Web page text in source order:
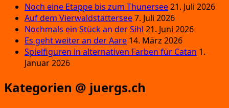
Noch eine Etappe bis zum Thunersee21. Juli 2026
Auf dem Vierwaldstättersee7. Juli 2026
Nochmals ein Stück an der Sihl 21. Juni 2026
Es geht weiter an der Aare 14. März 2026
Spielfiguren in alternativen Farben für Catan 1.
Januar 2026
Kategorien @ juergs.ch